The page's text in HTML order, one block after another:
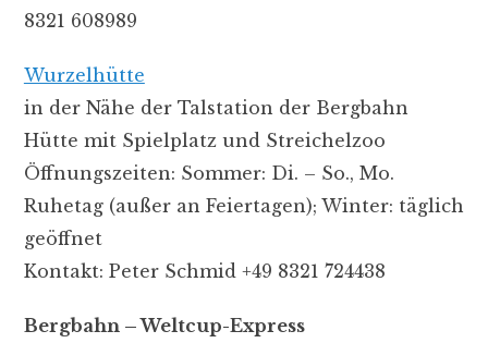
8321 608989
Wurzelhütte
in der Nähe der Talstation der Bergbahn
Hütte mit Spielplatz und Streichelzoo
Öffnungszeiten: Sommer: Di. – So., Mo.
Ruhetag (außer an Feiertagen); Winter: täglich
geöffnet
Kontakt: Peter Schmid +49 8321 724438
Bergbahn – Weltcup-Express